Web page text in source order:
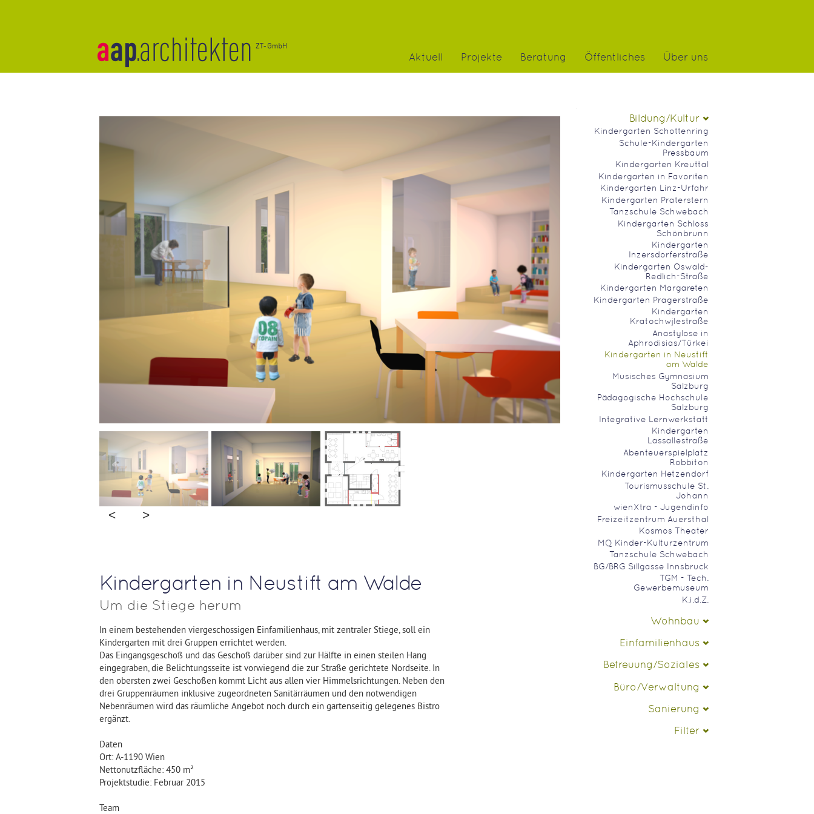
Aktuell Projekte Beratung Öffentliches Über uns
Kindergarten in Neustift am Walde
Um die Stiege herum
In einem bestehenden viergeschossigen Einfamilienhaus, mit zentraler Stiege, soll ein
Kindergarten mit drei Gruppen errichtet werden.
Das Eingangsgeschoß und das Geschoß darüber sind zur Hälfte in einen steilen Hang
eingegraben, die Belichtungsseite ist vorwiegend die zur Straße gerichtete Nordseite. In
den obersten zwei Geschoßen kommt Licht aus allen vier Himmelsrichtungen. Neben den
drei Gruppenräumen inklusive zugeordneten Sanitärräumen und den notwendigen
Nebenräumen wird das räumliche Angebot noch durch ein gartenseitig gelegenes Bistro
ergänzt.
Daten
Ort: A-1190 Wien
Nettonutzfläche: 450 m²
Projektstudie: Februar 2015
Team
Bildung/Kultur
Kindergarten Schottenring
Schule-Kindergarten
Pressbaum
Kindergarten Kreuttal
Kindergarten in Favoriten
Kindergarten Linz-Urfahr
Kindergarten Praterstern
Tanzschule Schwebach
Kindergarten Schloss
Schönbrunn
Kindergarten
Inzersdorferstraße
Kindergarten Oswald-
Redlich-Straße
Kindergarten Margareten
Kindergarten Pragerstraße
Kindergarten
Kratochwjlestraße
Anastylose in
Aphrodisias/Türkei
Kindergarten in Neustift
am Walde
Musisches Gymnasium
Salzburg
Pädagogische Hochschule
Salzburg
Integrative Lernwerkstatt
Kindergarten
Lassallestraße
Abenteuerspielplatz
Robbiton
Kindergarten Hetzendorf
Tourismusschule St.
Johann
wienXtra - Jugendinfo
Freizeitzentrum Auersthal
Kosmos Theater
MQ Kinder-Kulturzentrum
Tanzschule Schwebach
BG/BRG Sillgasse Innsbruck
TGM - Tech.
Gewerbemuseum
K.i.d.Z.
Wohnbau
Einfamilienhaus
Betreuung/Soziales
Büro/Verwaltung
Sanierung
Filter